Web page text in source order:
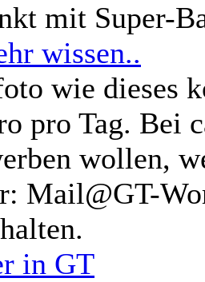
mit Super-
wissen..
wie dieses
pro Tag. Bei
wollen,
Mail@GT-
in GT